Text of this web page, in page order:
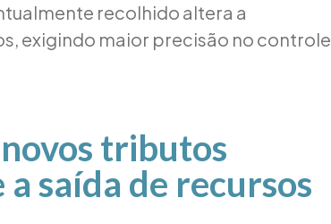
recolhido altera a
exigindo maior precisão no controle
novos tributos
saída de recursos